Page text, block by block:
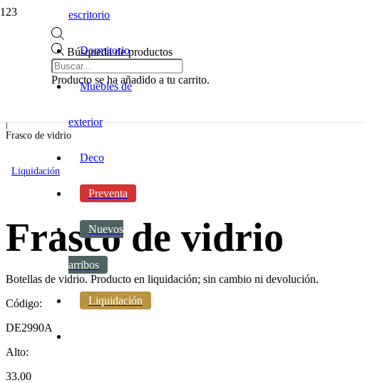
Búsqueda de productos
Producto se ha añadido a tu carrito.
escritorio
Dormitorio
Muebles de
exterior
Deco
Preventa
Nuevos
arribos
Liquidación
|
Frasco de vidrio
Liquidación
Frasco de vidrio
Botellas de vidrio. Producto en liquidación; sin cambio ni devolución.
Código:
DE2990A
Alto:
33.00